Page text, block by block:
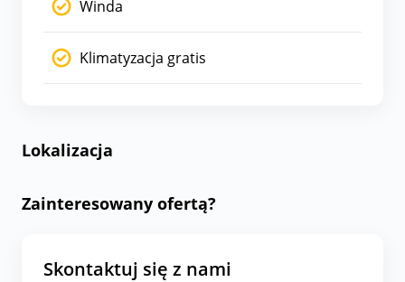
Winda
Klimatyzacja gratis
Lokalizacja
Zainteresowany ofertą?
Skontaktuj się z nami